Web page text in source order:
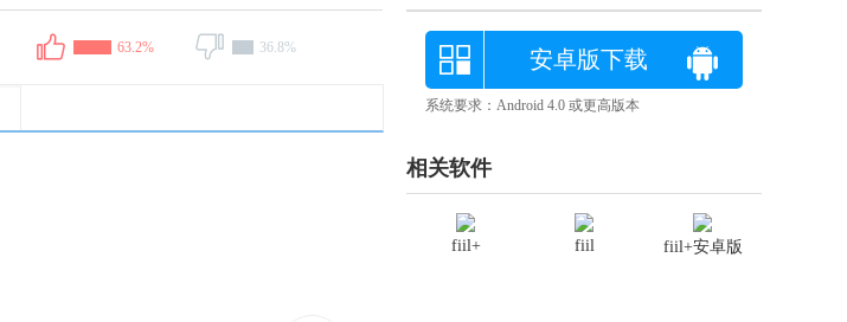
63.2% 36.8% 安卓版下载
系统要求：Android 4.0 或更高版本
相关软件
fiil+安卓版
fiil
fiil+